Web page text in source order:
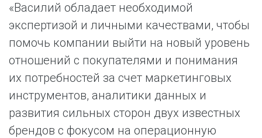
«Василий обладает необходимой
экспертизой и личными качествами, чтобы
помочь компании выйти на новый уровень
отношений с покупателями и понимания
их потребностей за счет маркетинговых
инструментов, аналитики данных и
развития сильных сторон двух известных
брендов с фокусом на операционную